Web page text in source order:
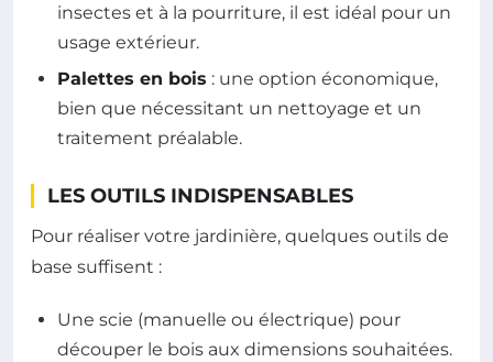
insectes et à la pourriture, il est idéal pour un
usage extérieur.
Palettes en bois : une option économique,
bien que nécessitant un nettoyage et un
traitement préalable.
LES OUTILS INDISPENSABLES
Pour réaliser votre jardinière, quelques outils de
base suffisent :
Une scie (manuelle ou électrique) pour
découper le bois aux dimensions souhaitées.